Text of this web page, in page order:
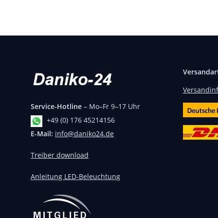
Service-Hotline – Mo–Fr 9–17 Uhr
+49 (0) 176 45214156
E-Mail: info@daniko24.de
Treiber download
Anleitung LED-Beleuchtung